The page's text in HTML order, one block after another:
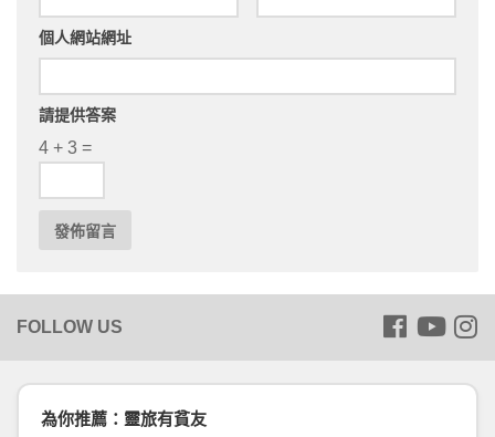
個人網站網址
請提供答案
4 + 3 =
為你推薦：靈旅有貧友